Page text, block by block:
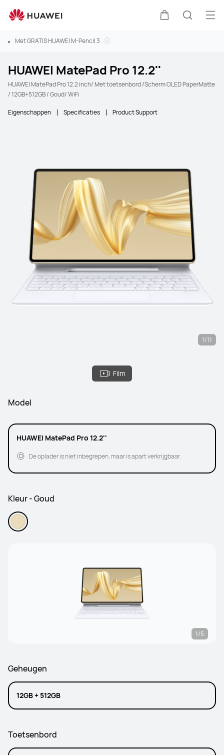
Met GRATIS HUAWEI M-Pencil 3
HUAWEI MatePad Pro 12.2''
HUAWEI MatePad Pro 12.2 inch/ Met toetsenbord /Scherm OLED PaperMatte
/ 12GB+512GB / Goud/ WiFi
Eigenschappen Specificaties Product Support
Film
1/11
Model
HUAWEI MatePad Pro 12.2''
De oplader is niet inbegrepen, maar is apart verkrijgbaar.
Kleur - Goud
1/5
Geheugen
12GB + 512GB
Toetsenbord